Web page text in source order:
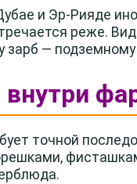
и Эр-Рияде
реже.
зарб —
точной